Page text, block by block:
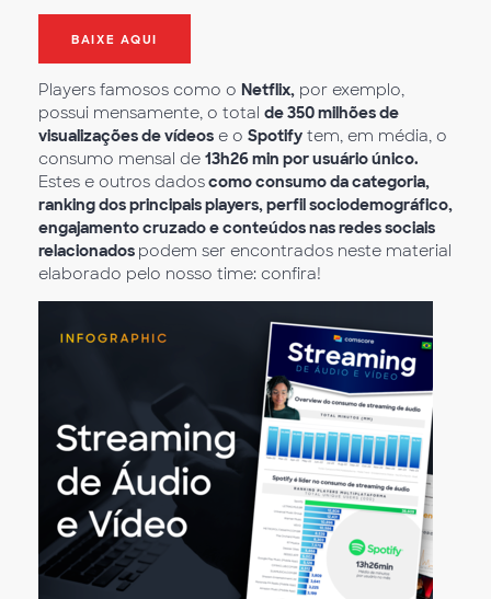
BAIXE AQUI
Players famosos como o Netflix, por exemplo,
possui mensamente, o total de 350 milhões de
visualizações de vídeos e o Spotify tem, em média, o
consumo mensal de 13h26 min por usuário único.
Estes e outros dadoscomo consumo da categoria,
ranking dos principais players, perfil sociodemográfico,
engajamento cruzado e conteúdos nas redes sociais
relacionados podem ser encontrados neste material
elaborado pelo nosso time: confira!